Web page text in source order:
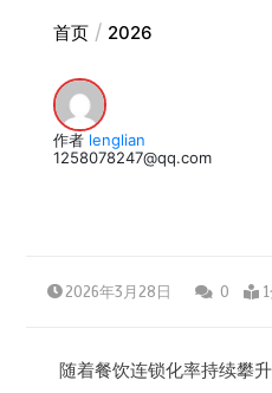
首页 2026
作者 lenglian
1258078247@qq.com
2026年3月28日 0
随着餐饮连锁化率持续攀